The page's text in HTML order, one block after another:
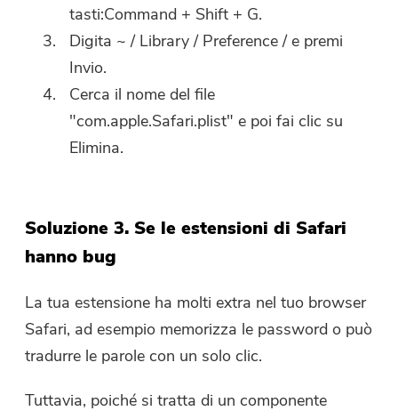
tasti:Command + Shift + G.
Digita ~ / Library / Preference /e premi
Invio.
Cerca il nome del file
"com.apple.Safari.plist" e poi fai clic su
Elimina.
Soluzione 3. Se le estensioni di Safari
hanno bug
La tua estensione ha molti extra nel tuo browser
Safari, ad esempio memorizza le password o può
tradurre le parole con un solo clic.
Tuttavia, poiché si tratta di un componente
Hai quasi finito.
Abbonati alle nostre notizie sulle
Prompt
scaricato e utilizzato solo su